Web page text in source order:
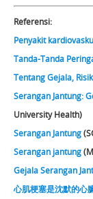
Referensi:
Penyakit
Tanda-Tanda
Tentang Gejala,
Serangan Jantung:
University Health)
Serangan Jantung
Serangan jantung
Gejala Serangan
心肌梗塞是沈默的心